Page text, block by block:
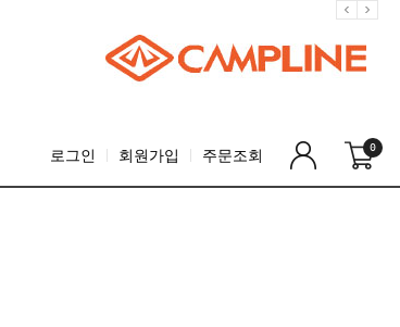
로그인 회원가입 주문조회 0